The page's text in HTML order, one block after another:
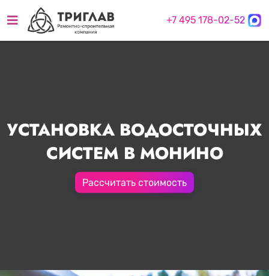
+7 495 178-02-52
УСТАНОВКА ВОДОСТОЧНЫХ
СИСТЕМ В МОНИНО
Рассчитать стоимость